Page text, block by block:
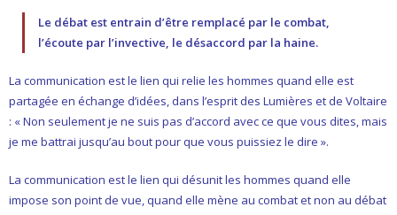
Le débat est entrain d’être remplacé par le combat,
l’écoute par l’invective, le désaccord par la haine.
La communication est le lien qui relie les hommes quand elle est
partagée en échange d’idées, dans l’esprit des Lumières et de Voltaire
: « Non seulement je ne suis pas d’accord avec ce que vous dites, mais
je me battrai jusqu’au bout pour que vous puissiez le dire ».
La communication est le lien qui désunit les hommes quand elle
impose son point de vue, quand elle mène au combat et non au débat